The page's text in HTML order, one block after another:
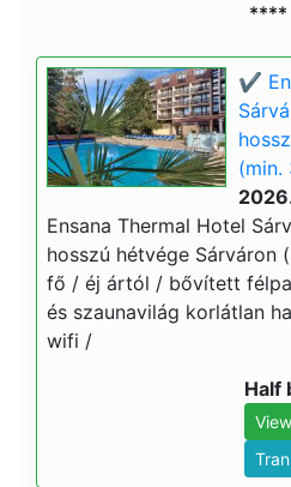
****
✔️
(min.
Ensana Thermal Hotel
hosszú hétvége Sárváron
fő / éj ártól / bővített
és szaunavilág korlátlan
wifi /
Half
View